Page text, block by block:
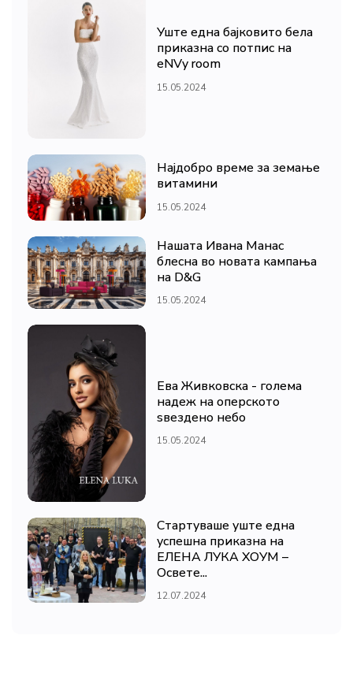
Уште една бајковито бела
приказна со потпис на
eNVy room
15.05.2024
Најдобро време за земање
витамини
15.05.2024
Нашата Ивана Манас
блесна во новата кампања
на D&G
15.05.2024
Ева Живковска - голема
надеж на оперското
ѕвездено небо
15.05.2024
Стартуваше уште една
успешна приказна на
ЕЛЕНА ЛУКА ХОУМ –
Освете...
12.07.2024